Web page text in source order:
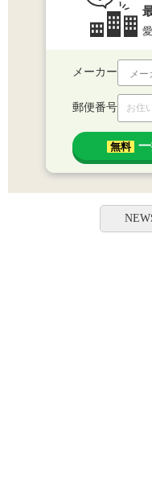
メーカー
郵便番号
無料